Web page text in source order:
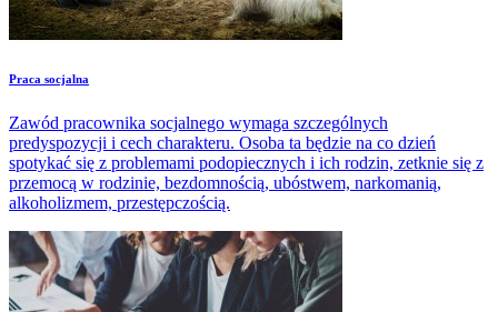
Praca socjalna
Zawód pracownika socjalnego wymaga szczególnych
predyspozycji i cech charakteru. Osoba ta będzie na co dzień
spotykać się z problemami podopiecznych i ich rodzin, zetknie się z
przemocą w rodzinie, bezdomnością, ubóstwem, narkomanią,
alkoholizmem, przestępczością.